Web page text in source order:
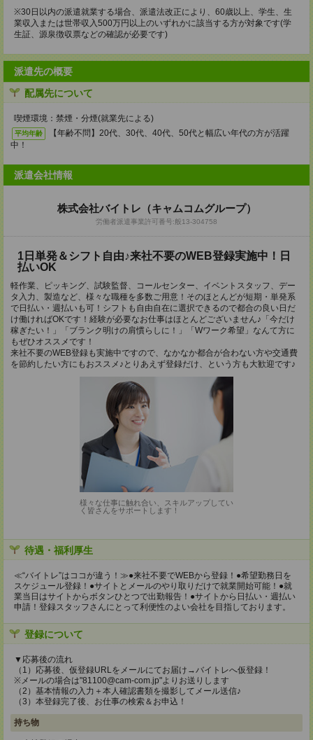
※30日以内の派遣就業する場合、派遣法改正により、60歳以上、学生、生
業収入または世帯収入500万円以上のいずれかに該当する方が対象です(学
生証、源泉徴収票などの確認が必要です)
派遣先の概要
配属先について
喫煙環境：禁煙・分煙(就業先による)
平均年齢
【年齢不問】20代、30代、40代、50代と幅広い年代の方が活躍
中！
派遣会社情報
株式会社バイトレ（キャムコムグループ）
労働者派遣事業許可番号:般13-304758
1日単発＆シフト自由♪来社不要のWEB登録実施中！日
払いOK
軽作業、ピッキング、試験監督、コールセンター、イベントスタッフ、デー
タ入力、製造など、様々な職種を多数ご用意！そのほとんどが短期・単発系
で日払い・週払いも可！シフトも自由自在に選択できるので都合の良い日だ
け働ければOKです！経験が必要なお仕事はほとんどございません♪「今だけ
稼ぎたい！」「ブランク明けの肩慣らしに！」「Wワーク希望」なんて方に
もぜひオススメです！
来社不要のWEB登録も実施中ですので、なかなか都合が合わない方や交通費
を節約したい方にもおススメ♪とりあえず登録だけ、という方も大歓迎です♪
様々な仕事に触れ合い、スキルアップしてい
く皆さんをサポートします！
待遇・福利厚生
≪“バイトレ”はココが違う！≫●来社不要でWEBから登録！●希望勤務日を
スケジュール登録！●サイトとメールのやり取りだけで就業開始可能！●就
業当日はサイトからボタンひとつで出勤報告！●サイトから日払い・週払い
申請！登録スタッフさんにとって利便性のよい会社を目指しております。
登録について
▼応募後の流れ
（1）応募後、仮登録URLをメールにてお届け→バイトレへ仮登録！
※メールの場合は"81100@cam-com.jp"よりお送りします
（2）基本情報の入力＋本人確認書類を撮影してメール送信♪
（3）本登録完了後、お仕事の検索＆お申込！
持ち物